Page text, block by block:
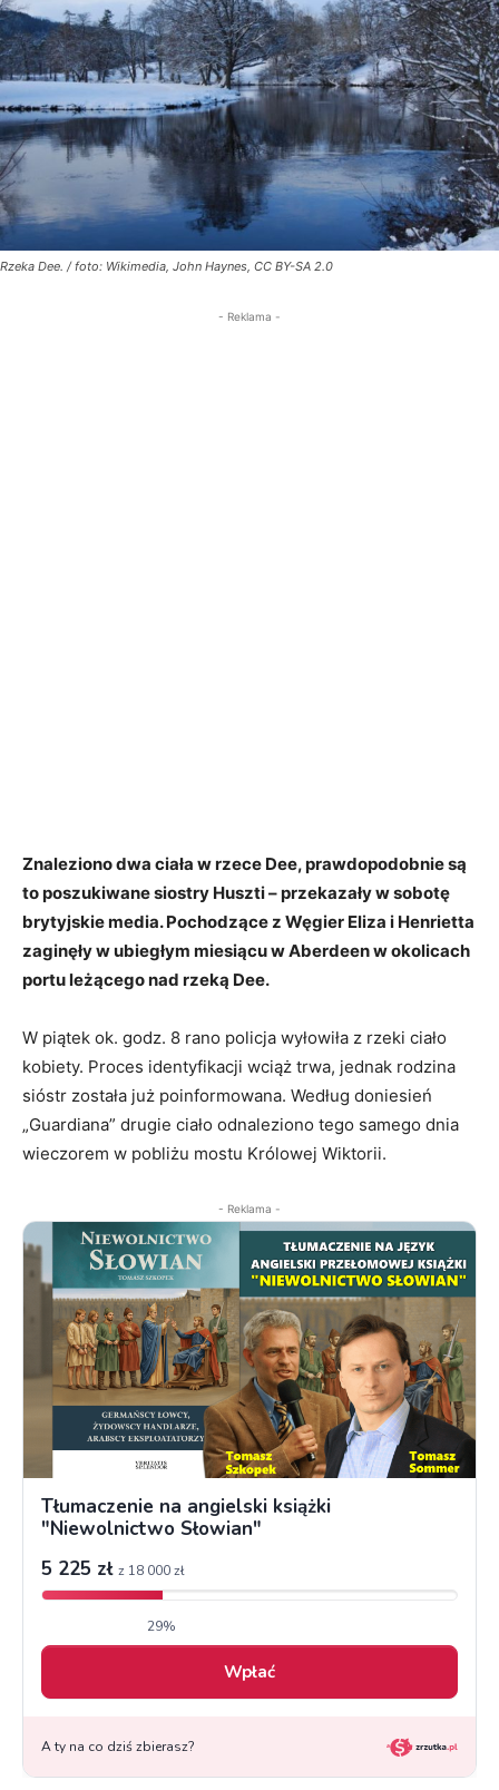
Rzeka Dee. / foto: Wikimedia, John Haynes, CC BY-SA 2.0
- Reklama -
Znaleziono dwa ciała w rzece Dee, prawdopodobnie są
to poszukiwane siostry Huszti – przekazały w sobotę
brytyjskie media. Pochodzące z Węgier Eliza i Henrietta
zaginęły w ubiegłym miesiącu w Aberdeen w okolicach
portu leżącego nad rzeką Dee.
W piątek ok. godz. 8 rano policja wyłowiła z rzeki ciało
kobiety. Proces identyfikacji wciąż trwa, jednak rodzina
sióstr została już poinformowana. Według doniesień
„Guardiana” drugie ciało odnaleziono tego samego dnia
wieczorem w pobliżu mostu Królowej Wiktorii.
- Reklama -